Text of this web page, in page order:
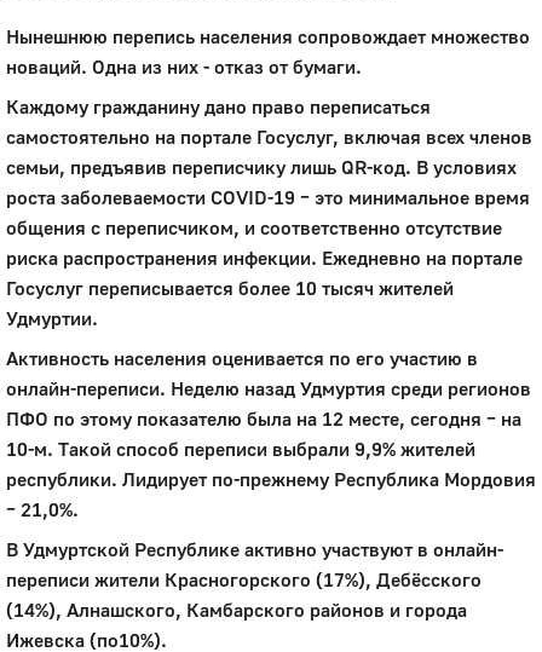
Нынешнюю перепись населения сопровождает множество
новаций. Одна из них - отказ от бумаги.
Каждому гражданину дано право переписаться
самостоятельно на портале Госуслуг, включая всех членов
семьи, предъявив переписчику лишь QR-код. В условиях
роста заболеваемости COVID-19 – это минимальное время
общения с переписчиком, и соответственно отсутствие
риска распространения инфекции. Ежедневно на портале
Госуслуг переписывается более 10 тысяч жителей
Удмуртии.
Активность населения оценивается по его участию в
онлайн-переписи. Неделю назад Удмуртия среди регионов
ПФО по этому показателю была на 12 месте, сегодня – на
10-м. Такой способ переписи выбрали 9,9% жителей
республики. Лидирует по-прежнему Республика Мордовия
– 21,0%.
В Удмуртской Республике активно участвуют в онлайн-
переписи жители Красногорского (17%), Дебёсского
(14%), Алнашского, Камбарского районов и города
Ижевска (по10%).